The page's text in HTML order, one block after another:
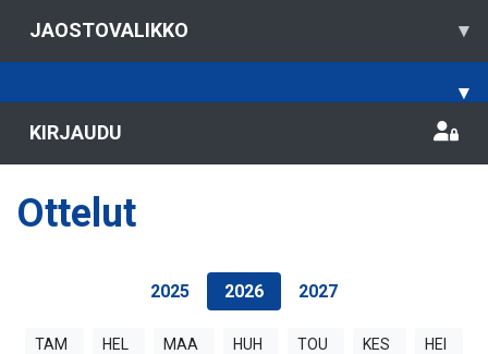
JAOSTOVALIKKO ▾
▾
KIRJAUDU
Ottelut
2025 2026 2027
TAM HEL MAA HUH TOU KES HEI